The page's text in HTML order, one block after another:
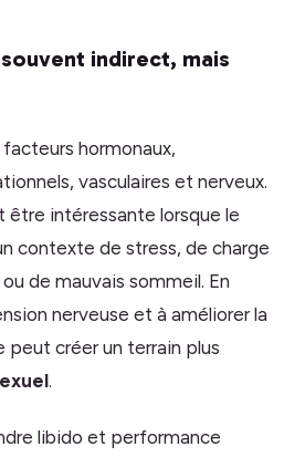
indirect, mais
hormonaux,
vasculaires et nerveux.
être intéressante lorsque le
contexte de stress, de charge
de mauvais sommeil. En
nerveuse et à améliorer la
peut créer un terrain plus
.
libido et performance